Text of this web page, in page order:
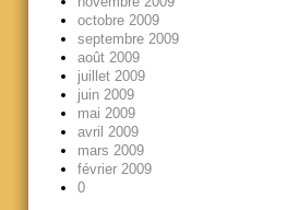
octobre 2009
septembre 2009
août 2009
juillet 2009
juin 2009
mai 2009
avril 2009
mars 2009
février 2009
0